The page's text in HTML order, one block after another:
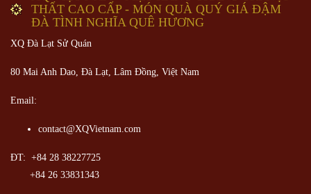
THẤT CAO CẤP - MÓN QUÀ QUÝ GIÁ ĐẬM
ĐÀ TÌNH NGHĨA QUÊ HƯƠNG
XQ Đà Lạt Sử Quán
80 Mai Anh Dao, Đà Lạt, Lâm Đồng, Việt Nam
Email:
contact@XQVietnam.com
ĐT: +84 28 38227725
+84 26 33831343